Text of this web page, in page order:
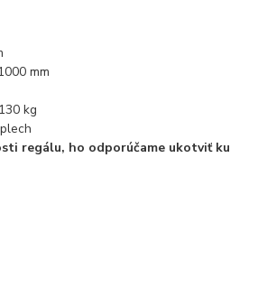
mm
kg
regálu, ho odporúčame ukotviť ku